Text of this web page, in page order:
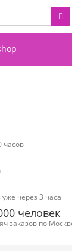
часов
через 3 часа
человек
заказов по